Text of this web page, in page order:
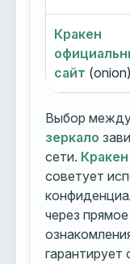
Кракен
сайт (onion)
Выбор
зеркало
сети.
советует
через